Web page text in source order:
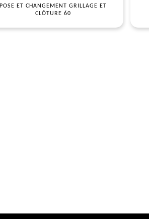
POSE ET CHANGEMENT GRILLAGE ET
CLÔTURE 60